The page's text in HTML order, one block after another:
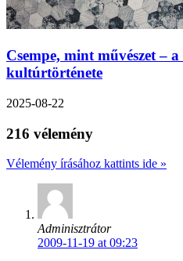
Csempe, mint művészet –
kultúrtörténete
2025-08-22
216 vélemény
Vélemény írásához kattints ide »
Adminisztrátor
2009-11-19 at 09:23